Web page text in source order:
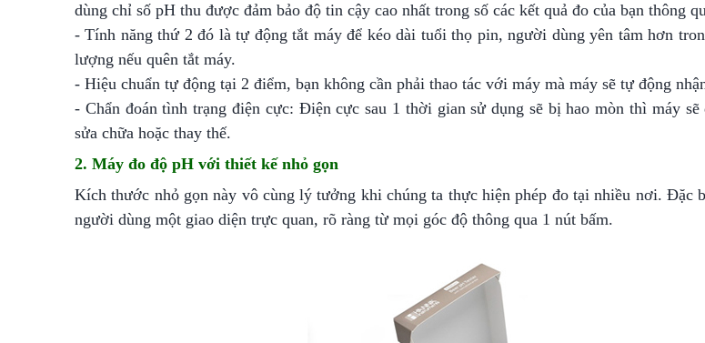
dùng chỉ số pH thu được đảm bảo độ tin cậy cao nhất trong số các kết quả đo của bạn thông
- Tính năng thứ 2 đó là tự động tắt máy để kéo dài tuổi thọ pin, người dùng yên tâm hơn
lượng nếu quên tắt máy.
- Hiệu chuẩn tự động tại 2 điểm, bạn không cần phải thao tác với máy mà máy sẽ tự động
- Chẩn đoán tình trạng điện cực: Điện cực sau 1 thời gian sử dụng sẽ bị hao mòn thì máy
sửa chữa hoặc thay thế.
2. Máy đo độ pH với thiết kế nhỏ gọn
Kích thước nhỏ gọn này vô cùng lý tưởng khi chúng ta thực hiện phép đo tại nhiều nơi. Đặc
người dùng một giao diện trực quan, rõ ràng từ mọi góc độ thông qua 1 nút bấm.